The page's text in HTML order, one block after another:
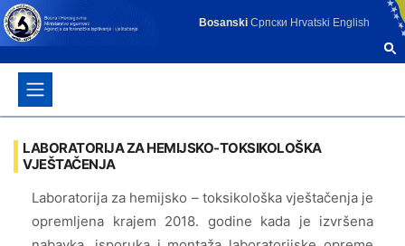
Bosanski Српски Hrvatski English
LABORATORIJA ZA HEMIJSKO-TOKSIKOLOŠKA
VJEŠTAČENJA
Laboratorija za hemijsko – toksikološka vještačenja je
opremljena krajem 2018. godine kada je izvršena